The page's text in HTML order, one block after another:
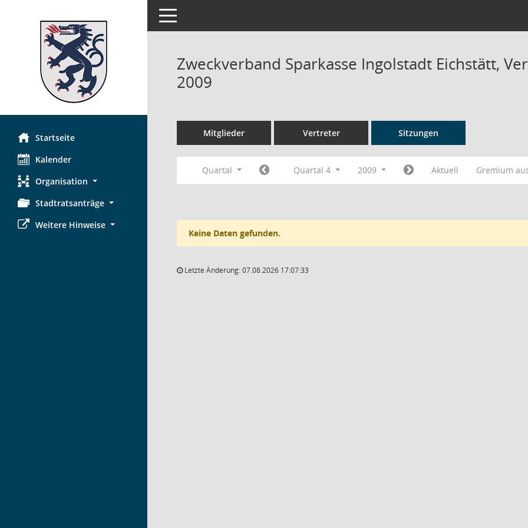
Startseite
Kalender
Organisation
Stadtratsanträge
Weitere Hinweise
Toggle navigation
Zweckverband Sparkasse Ingolstadt Eichstätt,
2009
Mitglieder Vertreter Sitzungen
Quartal Quartal 4 2009 Aktuell Gremium
Keine Daten gefunden.
Letzte Änderung: 07.08.2026 17:07:33